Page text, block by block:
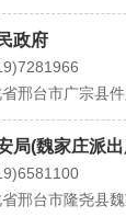
政府
邢台市广宗县
局(魏家庄派
邢台市隆尧县